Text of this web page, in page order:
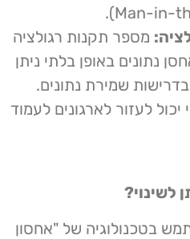
מספר תקנות רגולציה
נתונים באופן בלתי ניתן
שמירת נתונים.
יכול לעזור לארגונים לעמוד
לשינוי?
בטכנולוגיה של "אחסון